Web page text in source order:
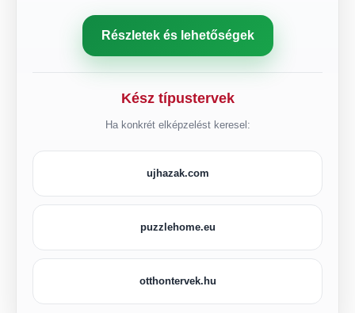
Részletek és lehetőségek
Kész típustervek
Ha konkrét elképzelést keresel:
ujhazak.com
puzzlehome.eu
otthontervek.hu